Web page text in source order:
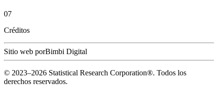
07
Créditos
Sitio web porBimbi Digital
© 2023–2026 Statistical Research Corporation®. Todos los
derechos reservados.